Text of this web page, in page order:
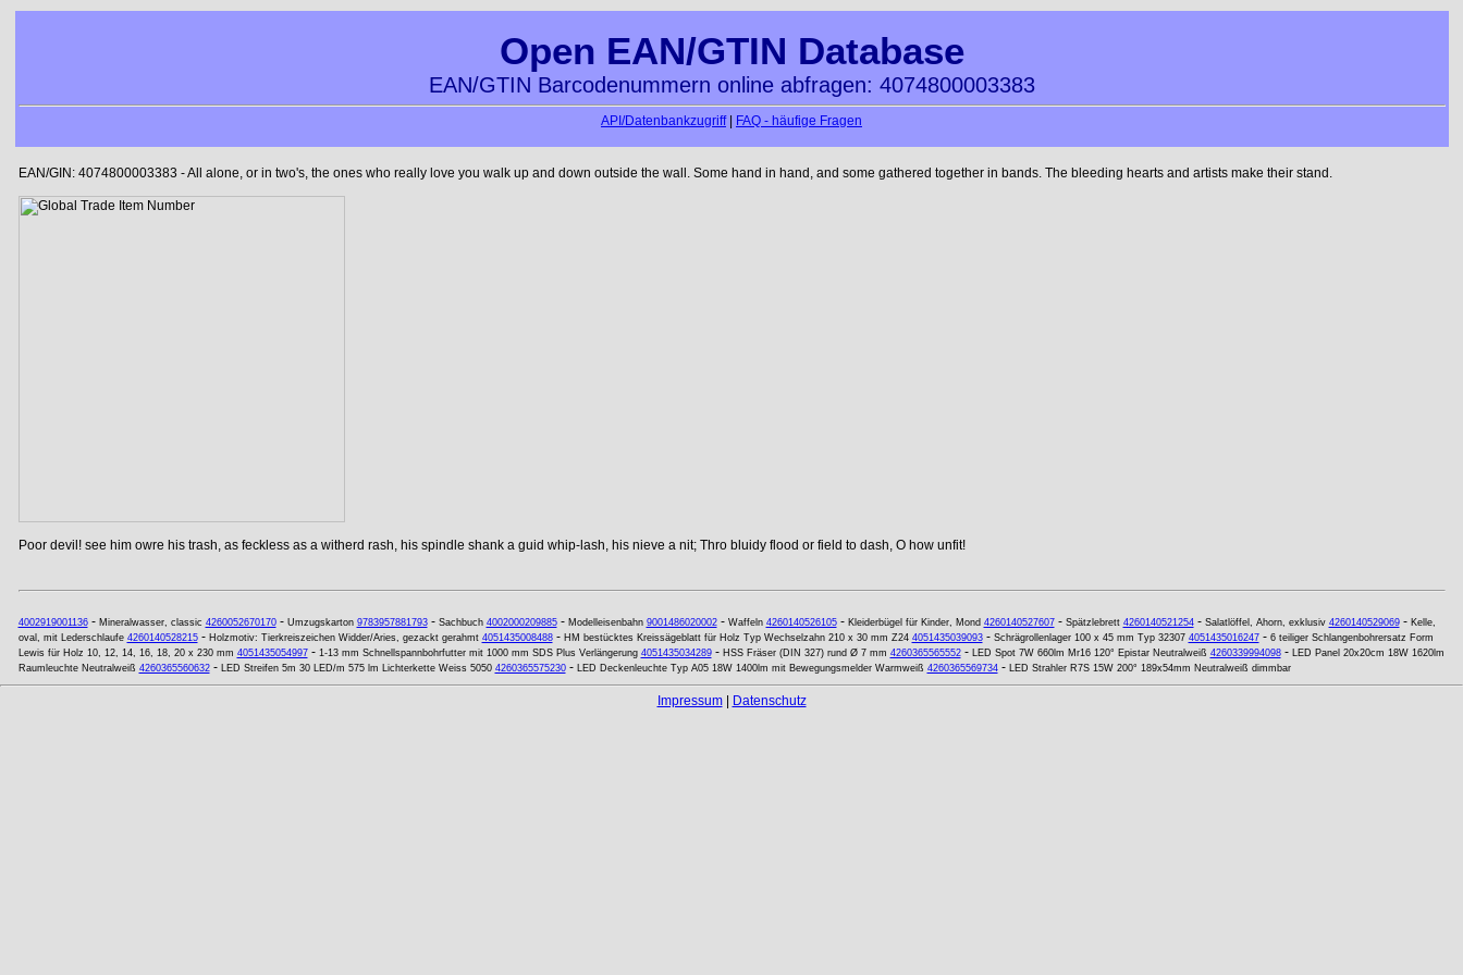
Open EAN/GTIN Database
EAN/GTIN Barcodenummern online abfragen: 4074800003383
API/Datenbankzugriff| FAQ - häufige Fragen
EAN/GIN: 4074800003383 - All alone, or in two's, the ones who really love you walk up and down outside the wall. Some hand in hand, and some gathered together in bands. The bleeding hearts and artists make their stand.
Poor devil! see him owre his trash, as feckless as a witherd rash, his spindle shank a guid whip-lash, his nieve a nit; Thro bluidy flood or field to dash, O how unfit!
4002919001136- Mineralwasser, classic 4260052670170- Umzugskarton 9783957881793- Sachbuch 4002000209885- Modelleisenbahn 9001486020002- Waffeln 4260140526105- Kleiderbügel für Kinder, Mond 4260140527607- Spätzlebrett 4260140521254- Salatlöffel, Ahorn, exklusiv 4260140529069- Kelle,
oval, mit Lederschlaufe 4260140528215- Holzmotiv: Tierkreiszeichen Widder/Aries, gezackt gerahmt 4051435008488- HM bestücktes Kreissägeblatt für Holz Typ Wechselzahn 210 x 30 mm Z24 4051435039093- Schrägrollenlager 100 x 45 mm Typ 32307 4051435016247- 6 teiliger Schlangenbohrersatz Form
Lewis für Holz 10, 12, 14, 16, 18, 20 x 230 mm 4051435054997- 1-13 mm Schnellspannbohrfutter mit 1000 mm SDS Plus Verlängerung 4051435034289- HSS Fräser (DIN 327) rund Ø 7 mm 4260365565552- LED Spot 7W 660lm Mr16 120° Epistar Neutralweiß 4260339994098- LED Panel 20x20cm 18W 1620lm
Raumleuchte Neutralweiß 4260365560632- LED Streifen 5m 30 LED/m 575 lm Lichterkette Weiss 5050 4260365575230- LED Deckenleuchte Typ A05 18W 1400lm mit Bewegungsmelder Warmweiß 4260365569734- LED Strahler R7S 15W 200° 189x54mm Neutralweiß dimmbar
Impressum| Datenschutz